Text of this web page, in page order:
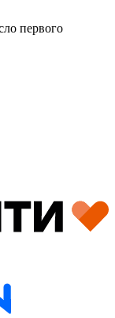
первого